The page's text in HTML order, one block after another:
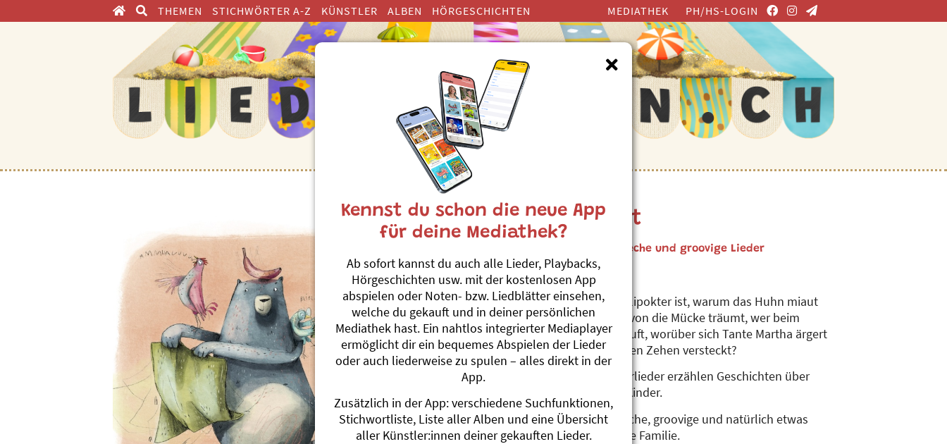
THEMEN STICHWÖRTER A-Z KÜNSTLER ALBEN
HÖRGESCHICHTEN
ENTDECKEN
MEDIATHEK PH/HS-LOGIN
Verchehrti Wäut
Humorvolle, verträumte, freche und groovige Lieder
Damaris Utermann
Willst du wissen, was ein Helipokter ist, warum das Huhn miaut
und die Katze ein Ei legt, wovon die Mücke träumt, wer beim
Einschlafen deinen Namen ruft, worüber sich Tante Martha ärgert
oder wer sich zwischen deinen Zehen versteckt?
Die 15 berndeutschen Kinderlieder erzählen Geschichten über
Allerlei aus dem Leben der Kinder.
Humorvolle, verträumte, freche, groovige und natürlich etwas
verkehrte Musik für die ganze Familie.
Kennst du schon die neue App
für deine Mediathek?
Ab sofort kannst du auch alle Lieder, Playbacks,
Hörgeschichten usw. mit der kostenlosen App
abspielen oder Noten- bzw. Liedblätter einsehen,
welche du gekauft und in deiner persönlichen
Mediathek hast. Ein nahtlos integrierter Mediaplayer
ermöglicht dir ein bequemes Abspielen der Lieder
oder auch liederweise zu spulen – alles direkt in der
App.
Zusätzlich in der App: verschiedene Suchfunktionen,
Stichwortliste, Liste aller Alben und eine Übersicht
aller Künstler:innen deiner gekauften Lieder.